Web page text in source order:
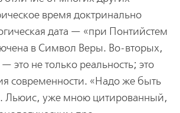
время доктринально
дата — «при Понтийстем
в Символ Веры. Во-вторых,
это не только реальность; это
современности. «Надо же быть
Льюис, уже мною цитированный,